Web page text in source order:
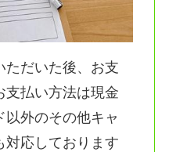
ただいた後、お支
支払い方法は現金
外のその他キャ
対応しております